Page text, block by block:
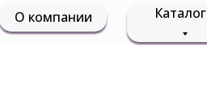
О компании Каталог